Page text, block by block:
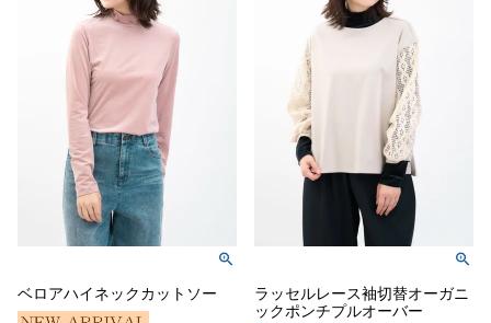
ベロアハイネックカットソー
ラッセルレース袖切替オーガニ
ックポンチプルオーバー